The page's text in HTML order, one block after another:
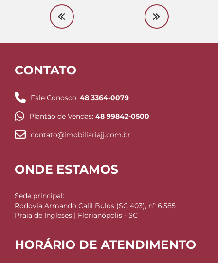
CONTATO
Fale Conosco: 48 3364-0079
Plantão de Vendas: 48 99842-0500
contato@imobiliariajj.com.br
ONDE ESTAMOS
Sede principal:
Rodovia Armando Calil Bulos (SC 403), nº 6.585
Praia de Ingleses | Florianópolis - SC
HORÁRIO DE ATENDIMENTO